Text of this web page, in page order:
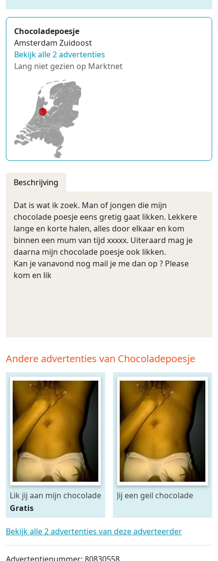
Chocoladepoesje
Amsterdam Zuidoost
Bekijk alle 2 advertenties
Lang niet gezien op Marktnet
Beschrijving
Dat is wat ik zoek. Man of jongen die mijn
chocolade poesje eens gretig gaat likken. Lekkere
lange en korte halen, alles door elkaar en kom
binnen een mum van tijd xxxxx. Uiteraard mag je
daarna mijn chocolade poesje ook likken.
Kan je vanavond nog mail je me dan op ? Please
kom en lik
Andere advertenties van Chocoladepoesje
Lik jij aan mijn chocolade
poesje?
Gratis
Jij een geil chocolade
Bekijk alle 2 advertenties van deze adverteerder